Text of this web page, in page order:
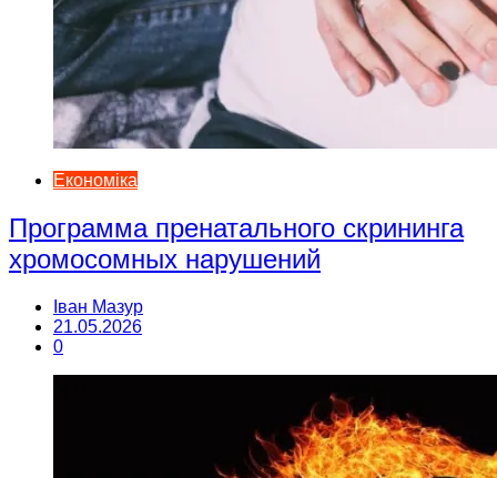
Економіка
Программа пренатального скрининга
хромосомных нарушений
Іван Мазур
21.05.2026
0